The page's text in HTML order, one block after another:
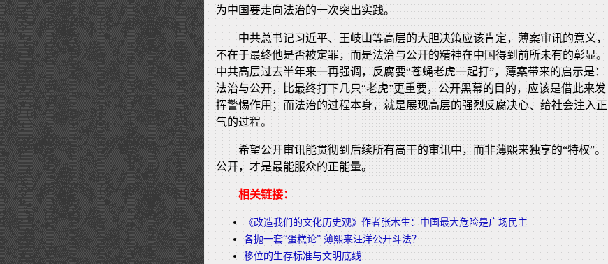
为中国要走向法治的一次突出实践。
中共总书记习近平、王岐山等高层的大胆决策应该肯定，薄案审讯的意义，
不在于最终他是否被定罪，而是法治与公开的精神在中国得到前所未有的彰显。
中共高层过去半年来一再强调，反腐要“苍蝇老虎一起打”，薄案带来的启示是：
法治与公开，比最终打下几只“老虎”更重要，公开黑幕的目的，应该是借此来发
挥警惕作用；而法治的过程本身，就是展现高层的强烈反腐决心、给社会注入正
气的过程。
希望公开审讯能贯彻到后续所有高干的审讯中，而非薄熙来独享的“特权”。
公开，才是最能服众的正能量。
相关链接：
《改造我们的文化历史观》作者张木生：中国最大危险是广场民主
各抛一套“蛋糕论” 薄熙来汪洋公开斗法？
移位的生存标准与文明底线